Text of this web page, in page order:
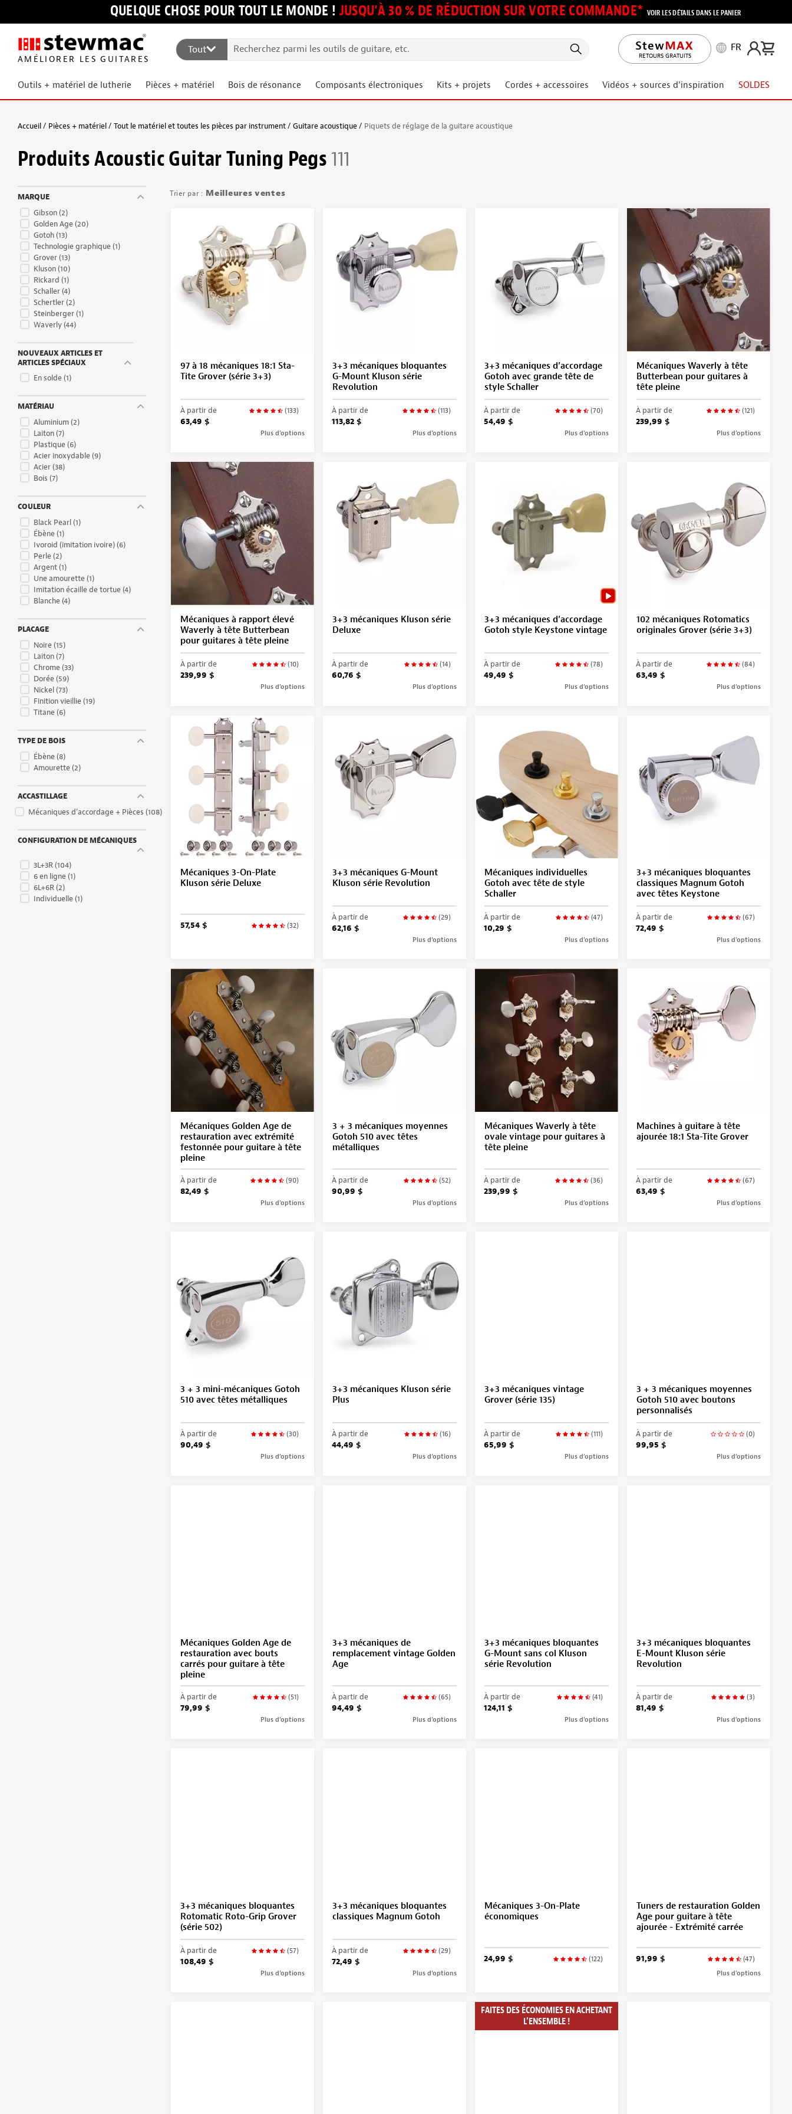
QUELQUE CHOSE POUR TOUT LE MONDE ! JUSQU’À 30 % DE RÉDUCTION SUR VOTRE COMMANDE* VOIR LES DÉTAILS DANS LE PANIER
AMÉLIORER LES GUITARES
Tout
RETOURS GRATUITS
FR
Outils + matériel de lutherie Pièces + matériel Bois de résonance Composants électroniques Kits + projets Cordes + accessoires Vidéos + sources d’inspiration SOLDES
Accueil Pièces + matériel Tout le matériel et toutes les pièces par instrument Guitare acoustique Piquets de réglage de la guitare acoustique
Produits Acoustic Guitar Tuning Pegs111
MARQUE
Gibson(2)
Golden Age(20)
Gotoh(13)
Technologie graphique(1)
Grover(13)
Kluson(10)
Rickard (1)
Schaller(4)
Schertler(2)
Steinberger(1)
Waverly(44)
NOUVEAUX ARTICLES ET
ARTICLES SPÉCIAUX
En solde(1)
MATÉRIAU
Aluminium(2)
Laiton(7)
Plastique(6)
Acier inoxydable(9)
Acier(38)
Bois (7)
COULEUR
Black Pearl(1)
Ébène(1)
Ivoroid (imitation ivoire)(6)
Perle(2)
Argent(1)
Uneamourette(1)
Imitation écaille de tortue(4)
Blanche(4)
PLACAGE
Noire(15)
Laiton(7)
Chrome(33)
Dorée(59)
Nickel(73)
Finition vieillie(19)
Titane(6)
TYPE DE BOIS
Ébène(8)
Amourette(2)
ACCASTILLAGE
Mécaniques d’accordage + Pièces (108)
CONFIGURATION DE MÉCANIQUES
3L+3R(104)
6 en ligne(1)
6L+6R(2)
Individuelle(1)
Meilleures ventes
97 à 18 mécaniques 18:1 Sta-
Tite Grover (série 3+3)
(133)
À partir de
63,49 $
Plus d’options
3+3 mécaniques bloquantes
G-Mount Kluson série
Revolution
(113)
À partir de
113,82 $
Plus d’options
3+3 mécaniques d’accordage
Gotoh avec grande tête de
style Schaller
(70)
À partir de
54,49 $
Plus d’options
Mécaniques Waverly à tête
Butterbean pour guitares à
tête pleine
(121)
À partir de
239,99 $
Plus d’options
Mécaniques à rapport élevé
Waverly à tête Butterbean
pour guitares à tête pleine
(10)
À partir de
239,99 $
Plus d’options
3+3 mécaniques Kluson série
Deluxe
(14)
À partir de
60,76 $
Plus d’options
3+3 mécaniques d’accordage
Gotoh style Keystone vintage
(78)
À partir de
49,49 $
Plus d’options
102 mécaniques Rotomatics
originales Grover (série 3+3)
(84)
À partir de
63,49 $
Plus d’options
Mécaniques 3-On-Plate
Kluson série Deluxe
(32)
57,54 $
3+3 mécaniques G-Mount
Kluson série Revolution
(29)
À partir de
62,16 $
Plus d’options
Mécaniques individuelles
Gotoh avec tête de style
Schaller
(47)
À partir de
10,29 $
Plus d’options
3+3 mécaniques bloquantes
classiques Magnum Gotoh
avec têtes Keystone
(67)
À partir de
72,49 $
Plus d’options
Mécaniques Golden Age de
restauration avec extrémité
festonnée pour guitare à tête
pleine
(90)
À partir de
82,49 $
Plus d’options
3 + 3 mécaniques moyennes
Gotoh 510 avec têtes
métalliques
(52)
À partir de
90,99 $
Plus d’options
Mécaniques Waverly à tête
ovale vintage pour guitares à
tête pleine
(36)
À partir de
239,99 $
Plus d’options
Machines à guitare à tête
ajourée 18:1 Sta-Tite Grover
(67)
À partir de
63,49 $
Plus d’options
3 + 3 mini-mécaniques Gotoh
510 avec têtes métalliques
(30)
À partir de
90,49 $
Plus d’options
3+3 mécaniques Kluson série
Plus
(16)
À partir de
44,49 $
Plus d’options
3+3 mécaniques vintage
Grover (série 135)
(111)
À partir de
65,99 $
Plus d’options
3 + 3 mécaniques moyennes
Gotoh 510 avec boutons
personnalisés
(0)
À partir de
99,95 $
Plus d’options
Mécaniques Golden Age de
restauration avec bouts
carrés pour guitare à tête
pleine
(51)
À partir de
79,99 $
Plus d’options
3+3 mécaniques de
remplacement vintage Golden
Age
(65)
À partir de
94,49 $
Plus d’options
3+3 mécaniques bloquantes
G-Mount sans col Kluson
série Revolution
(41)
À partir de
124,11 $
Plus d’options
3+3 mécaniques bloquantes
E-Mount Kluson série
Revolution
(3)
À partir de
81,49 $
Plus d’options
3+3 mécaniques bloquantes
Rotomatic Roto-Grip Grover
(série 502)
(57)
À partir de
108,49 $
Plus d’options
3+3 mécaniques bloquantes
classiques Magnum Gotoh
(29)
À partir de
72,49 $
Plus d’options
Mécaniques 3-On-Plate
économiques
(122)
24,99 $
Tuners de restauration Golden
Age pour guitare à tête
ajourée - Extrémité carrée
(47)
91,99 $
Plus d’options
FAITES DES ÉCONOMIES EN ACHETANT
L’ENSEMBLE !